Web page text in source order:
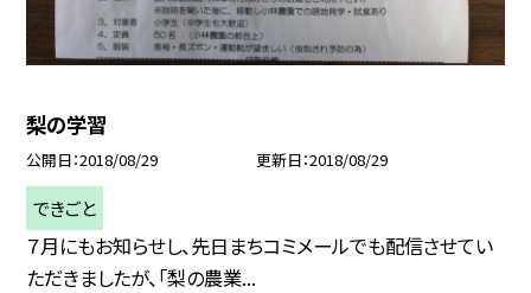
梨の学習
公開日 2018/08/29 更新日 2018/08/29
できごと
７月にもお知らせし、先日まちコミメールでも配信させてい
ただきましたが、「梨の農業...